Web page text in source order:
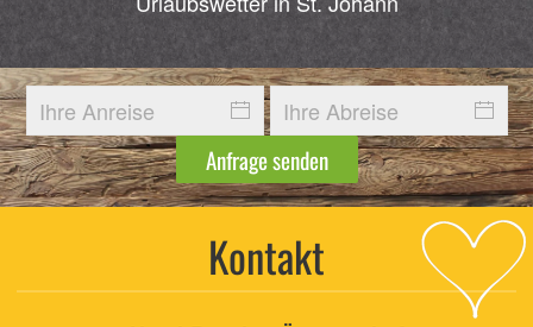
Anfrage senden
Kontakt